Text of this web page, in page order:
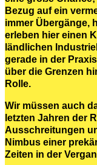
Bezug auf ein
immer Übergänge,
erleben hier einen
ländlichen
gerade in der
über die Grenzen
Rolle.
Wir müssen auch
letzten Jahren der
Ausschreitungen
Nimbus einer
Zeiten in der